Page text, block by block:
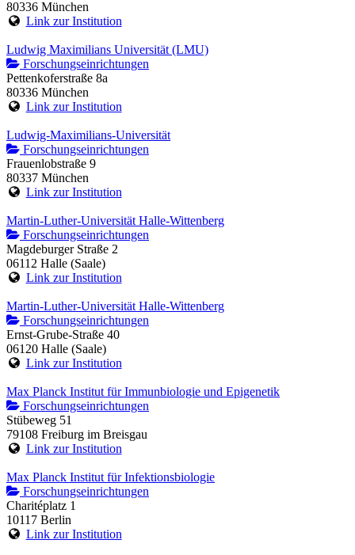
80336 München
Link zur Institution
Ludwig Maximilians Universität (LMU)
Forschungseinrichtungen
Pettenkoferstraße 8a
80336 München
Link zur Institution
Ludwig-Maximilians-Universität
Forschungseinrichtungen
Frauenlobstraße 9
80337 München
Link zur Institution
Martin-Luther-Universität Halle-Wittenberg
Forschungseinrichtungen
Magdeburger Straße 2
06112 Halle (Saale)
Link zur Institution
Martin-Luther-Universität Halle-Wittenberg
Forschungseinrichtungen
Ernst-Grube-Straße 40
06120 Halle (Saale)
Link zur Institution
Max Planck Institut für Immunbiologie und Epigenetik
Forschungseinrichtungen
Stübeweg 51
79108 Freiburg im Breisgau
Link zur Institution
Max Planck Institut für Infektionsbiologie
Forschungseinrichtungen
Charitéplatz 1
10117 Berlin
Link zur Institution